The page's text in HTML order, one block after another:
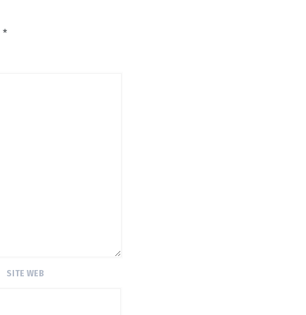
*
SITE WEB